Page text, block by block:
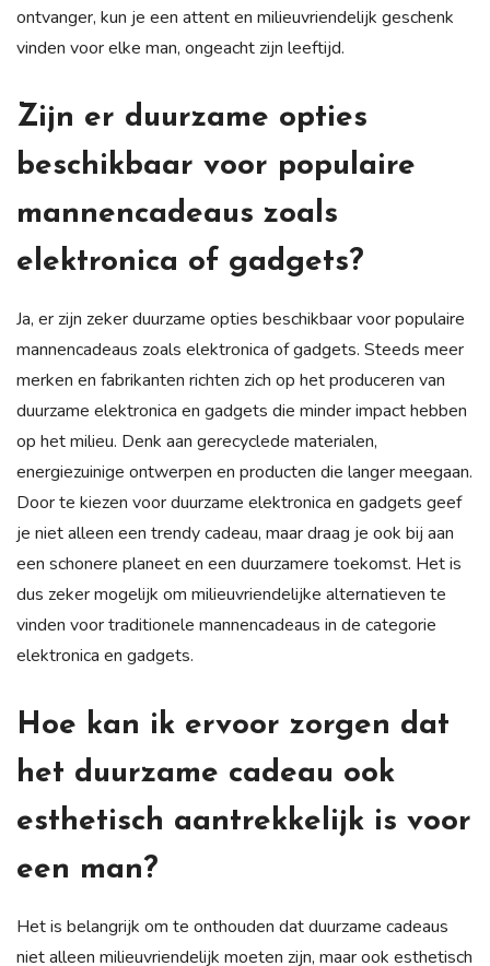
ontvanger, kun je een attent en milieuvriendelijk geschenk
vinden voor elke man, ongeacht zijn leeftijd.
Zijn er duurzame opties
beschikbaar voor populaire
mannencadeaus zoals
elektronica of gadgets?
Ja, er zijn zeker duurzame opties beschikbaar voor populaire
mannencadeaus zoals elektronica of gadgets. Steeds meer
merken en fabrikanten richten zich op het produceren van
duurzame elektronica en gadgets die minder impact hebben
op het milieu. Denk aan gerecyclede materialen,
energiezuinige ontwerpen en producten die langer meegaan.
Door te kiezen voor duurzame elektronica en gadgets geef
je niet alleen een trendy cadeau, maar draag je ook bij aan
een schonere planeet en een duurzamere toekomst. Het is
dus zeker mogelijk om milieuvriendelijke alternatieven te
vinden voor traditionele mannencadeaus in de categorie
elektronica en gadgets.
Hoe kan ik ervoor zorgen dat
het duurzame cadeau ook
esthetisch aantrekkelijk is voor
een man?
Het is belangrijk om te onthouden dat duurzame cadeaus
niet alleen milieuvriendelijk moeten zijn, maar ook esthetisch